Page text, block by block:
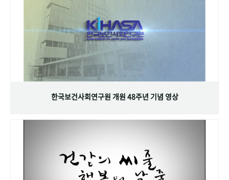
한국보건사회연구원 개원 48주년 기념 영상